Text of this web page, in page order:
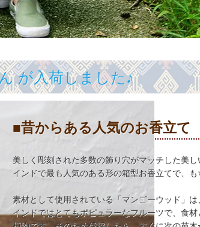
が入荷しました♪
■昔からある人気のお香立て
美しく彫刻された多数の飾り穴がマッチした美
インドで最も人気のある形の箱型お香立てで、も
素材として使用されている「マンゴーウッド」
インドではとてもポピュラーなフルーツで、食